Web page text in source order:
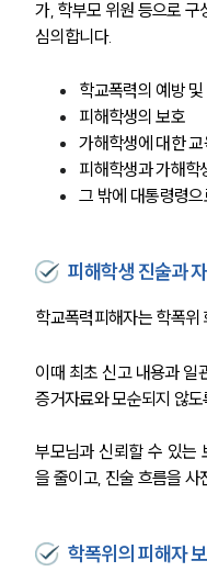
가, 학부모 위원 등으로
심의합니다.
학교폭력의 예방 및
피해학생의 보호
가해학생에 대한
피해학생과 가해학
그 밖에 대통령령
피해학생 진술과
학교폭력피해자는 학폭위
이때 최초 신고 내용과 일
증거자료와 모순되지 않
부모님과 신뢰할 수 있는
을 줄이고, 진술 흐름을 사
학폭위의 피해자